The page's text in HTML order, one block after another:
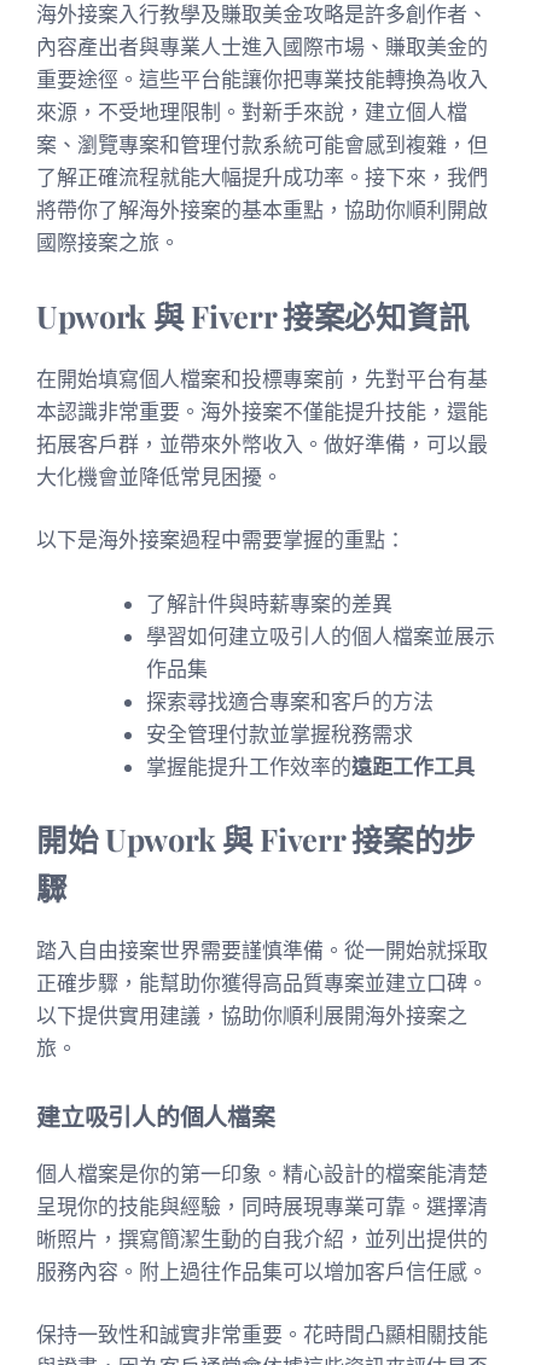
海外接案入行教學及賺取美金攻略是許多創作者、
內容產出者與專業人士進入國際市場、賺取美金的
重要途徑。這些平台能讓你把專業技能轉換為收入
來源，不受地理限制。對新手來說，建立個人檔
案、瀏覽專案和管理付款系統可能會感到複雜，但
了解正確流程就能大幅提升成功率。接下來，我們
將帶你了解海外接案的基本重點，協助你順利開啟
國際接案之旅。
Upwork 與 Fiverr 接案必知資訊
在開始填寫個人檔案和投標專案前，先對平台有基
本認識非常重要。海外接案不僅能提升技能，還能
拓展客戶群，並帶來外幣收入。做好準備，可以最
大化機會並降低常見困擾。
以下是海外接案過程中需要掌握的重點：
了解計件與時薪專案的差異
學習如何建立吸引人的個人檔案並展示
作品集
探索尋找適合專案和客戶的方法
安全管理付款並掌握稅務需求
掌握能提升工作效率的遠距工作工具
開始 Upwork 與 Fiverr 接案的步
驟
踏入自由接案世界需要謹慎準備。從一開始就採取
正確步驟，能幫助你獲得高品質專案並建立口碑。
以下提供實用建議，協助你順利展開海外接案之
旅。
建立吸引人的個人檔案
個人檔案是你的第一印象。精心設計的檔案能清楚
呈現你的技能與經驗，同時展現專業可靠。選擇清
晰照片，撰寫簡潔生動的自我介紹，並列出提供的
服務內容。附上過往作品集可以增加客戶信任感。
保持一致性和誠實非常重要。花時間凸顯相關技能